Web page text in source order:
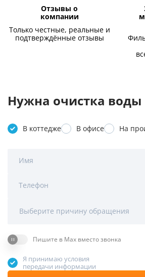
Отзывы о
компании
Только честные, реальные и
подтверждённые отзывы
Нужна очистка воды
В коттедже В офисе На
Имя
Телефон
Выберите причину обращения
Пишите в Max вместо звонка
Я принимаю условия
передачи информации